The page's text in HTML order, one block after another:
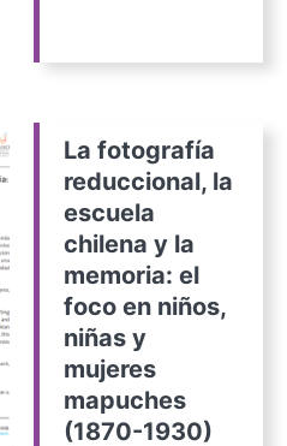
La fotografía
reduccional, la
escuela
chilena y la
memoria: el
foco en niños,
niñas y
mujeres
mapuches
(1870-1930)